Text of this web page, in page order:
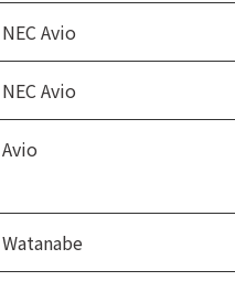
NEC Avio
NEC Avio
Avio
Watanabe